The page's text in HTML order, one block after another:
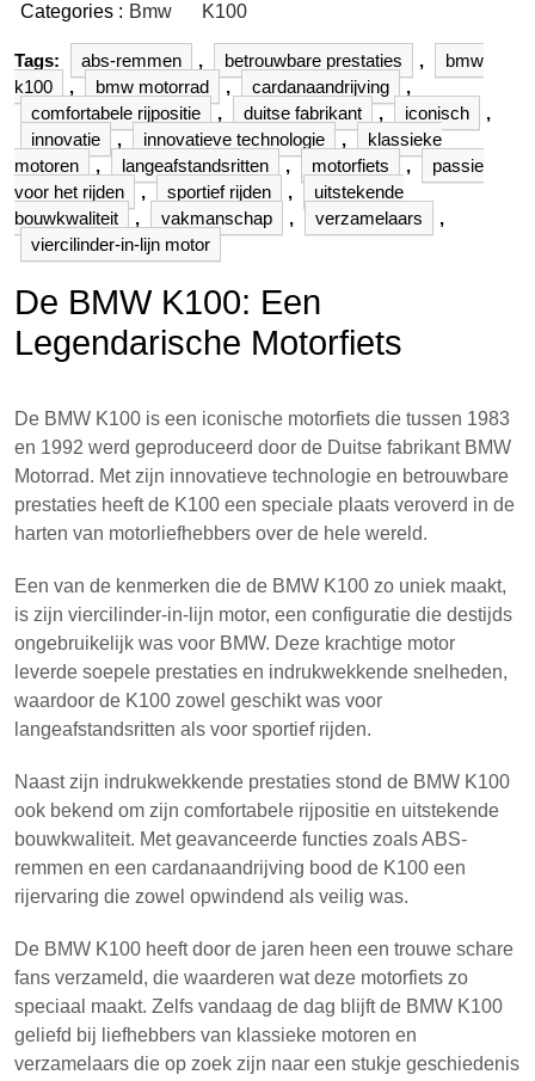
Categories : Bmw K100
Tags: abs-remmen , betrouwbare prestaties ,
bmw
k100
, bmw motorrad , cardanaandrijving
,
comfortabele rijpositie
, duitse fabrikant , iconisch
,
innovatie
, innovatieve technologie ,
klassieke
motoren
, langeafstandsritten , motorfiets ,
passie
voor het rijden
, sportief rijden ,
uitstekende
bouwkwaliteit
, vakmanschap , verzamelaars
,
viercilinder-in-lijn motor
De BMW K100: Een
Legendarische Motorfiets
De BMW K100 is een iconische motorfiets die tussen 1983
en 1992 werd geproduceerd door de Duitse fabrikant BMW
Motorrad. Met zijn innovatieve technologie en betrouwbare
prestaties heeft de K100 een speciale plaats veroverd in de
harten van motorliefhebbers over de hele wereld.
Een van de kenmerken die de BMW K100 zo uniek maakt,
is zijn viercilinder-in-lijn motor, een configuratie die destijds
ongebruikelijk was voor BMW. Deze krachtige motor
leverde soepele prestaties en indrukwekkende snelheden,
waardoor de K100 zowel geschikt was voor
langeafstandsritten als voor sportief rijden.
Naast zijn indrukwekkende prestaties stond de BMW K100
ook bekend om zijn comfortabele rijpositie en uitstekende
bouwkwaliteit. Met geavanceerde functies zoals ABS-
remmen en een cardanaandrijving bood de K100 een
rijervaring die zowel opwindend als veilig was.
De BMW K100 heeft door de jaren heen een trouwe schare
fans verzameld, die waarderen wat deze motorfiets zo
speciaal maakt. Zelfs vandaag de dag blijft de BMW K100
geliefd bij liefhebbers van klassieke motoren en
verzamelaars die op zoek zijn naar een stukje geschiedenis